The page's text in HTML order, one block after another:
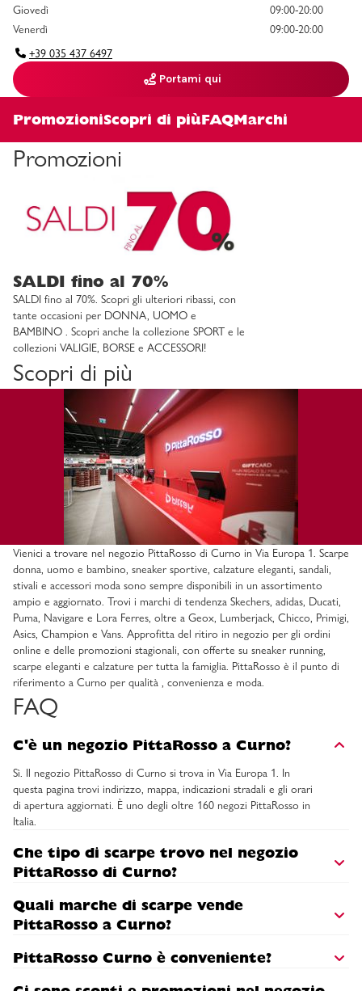
Giovedì
09:00-20:00
Venerdì
09:00-20:00
+39 035 437 6497
Portami qui
PromozioniScopri di piùFAQMarchi
Promozioni
SALDI fino al 70%
SALDI fino al 70%. Scopri gli ulteriori ribassi, con
tante occasioni per DONNA, UOMO e
BAMBINO . Scopri anche la collezione SPORT e le
collezioni VALIGIE, BORSE e ACCESSORI!
Scopri di più
Vienici a trovare nel negozio PittaRosso di Curno in Via Europa 1. Scarpe
donna, uomo e bambino, sneaker sportive, calzature eleganti, sandali,
stivali e accessori moda sono sempre disponibili in un assortimento
ampio e aggiornato. Trovi i marchi di tendenza Skechers, adidas, Ducati,
Puma, Navigare e Lora Ferres, oltre a Geox, Lumberjack, Chicco, Primigi,
Asics, Champion e Vans. Approfitta del ritiro in negozio per gli ordini
online e delle promozioni stagionali, con offerte su sneaker running,
scarpe eleganti e calzature per tutta la famiglia. PittaRosso è il punto di
riferimento a Curno per qualità , convenienza e moda.
FAQ
C'è un negozio PittaRosso a Curno?
Sì. Il negozio PittaRosso di Curno si trova in Via Europa 1. In
questa pagina trovi indirizzo, mappa, indicazioni stradali e gli orari
di apertura aggiornati. È uno degli oltre 160 negozi PittaRosso in
Italia.
Che tipo di scarpe trovo nel negozio
PittaRosso di Curno?
Quali marche di scarpe vende
PittaRosso a Curno?
PittaRosso Curno è conveniente?